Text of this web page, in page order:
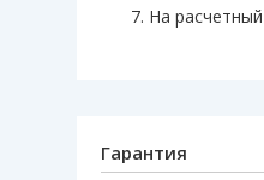
На
Гарантия